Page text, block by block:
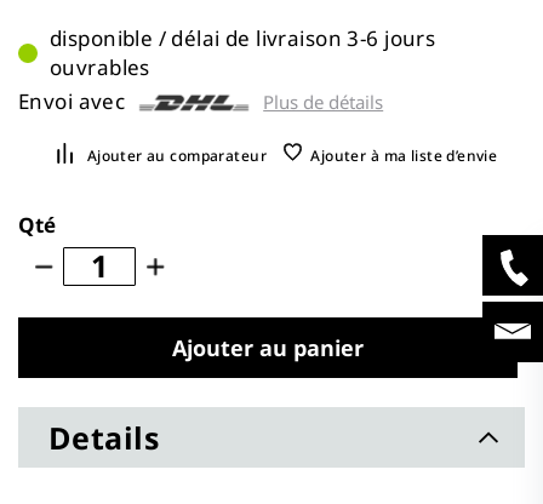
disponible / délai de livraison 3-6 jours
ouvrables
Envoi avec
Plus de détails
Ajouter au comparateur Ajouter à ma liste d’envie
Qté
Ajouter au panier
Details